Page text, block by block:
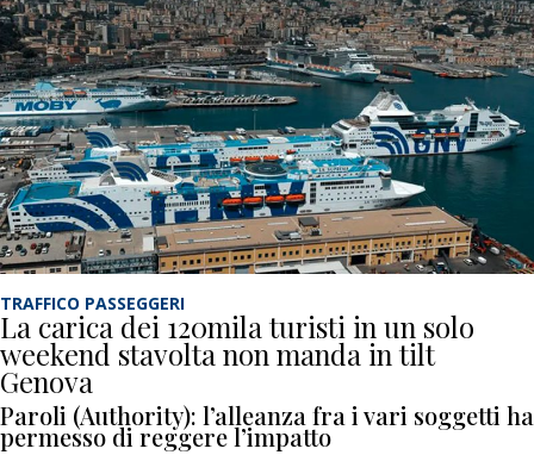
TRAFFICO PASSEGGERI
La carica dei 120mila turisti in un solo
weekend stavolta non manda in tilt
Genova
Paroli (Authority): l’alleanza fra i vari soggetti ha
permesso di reggere l’impatto